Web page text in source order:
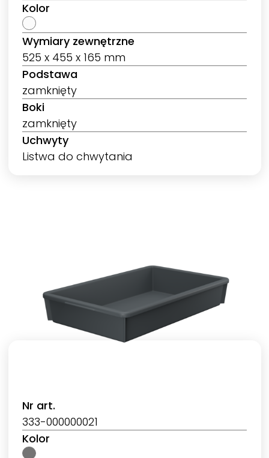
Kolor
Wymiary zewnętrzne
525 x 455 x 165 mm
Podstawa
zamknięty
Boki
zamknięty
Uchwyty
Listwa do chwytania
Nr art.
333-000000021
Kolor